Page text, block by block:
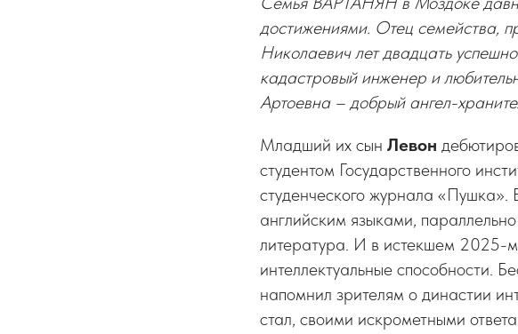
достижениями. Отец семейства,
Николаевич лет двадцать
кадастровый инженер и
Артоевна – добрый ангел-
Младший их сын Левон
студентом Государственного
студенческого журнала
английским языками,
литература. И в истекшем 2025-
интеллектуальные способности.
напомнил зрителям о династии
стал, своими искрометными